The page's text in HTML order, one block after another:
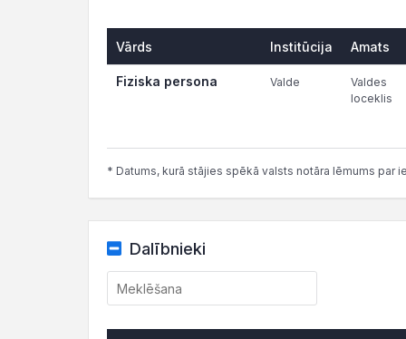
Vārds Institūcija Amats
Fiziska persona Valde
Valdes
loceklis
* Datums, kurā stājies spēkā valsts notāra lēmums par
Dalībnieki